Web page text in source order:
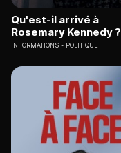
Qu'est-il arrivé à
Rosemary Kennedy ?
INFORMATIONS POLITIQUE